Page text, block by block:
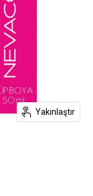
Yakınlaştır